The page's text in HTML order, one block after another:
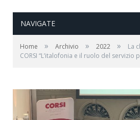
NAVIGATE
Home » Archivio » 2022 »
La
CORSI “L’italofonia e il ruolo del servizio